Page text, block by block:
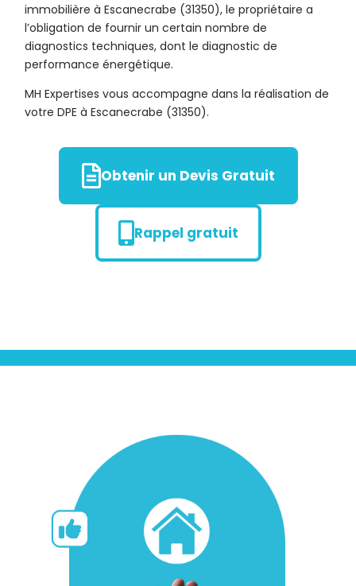
immobilière à Escanecrabe (31350), le propriétaire a
l’obligation de fournir un certain nombre de
diagnostics techniques, dont le diagnostic de
performance énergétique.
MH Expertises vous accompagne dans la réalisation de
votre DPE à Escanecrabe (31350).
Obtenir un Devis Gratuit
Rappel gratuit